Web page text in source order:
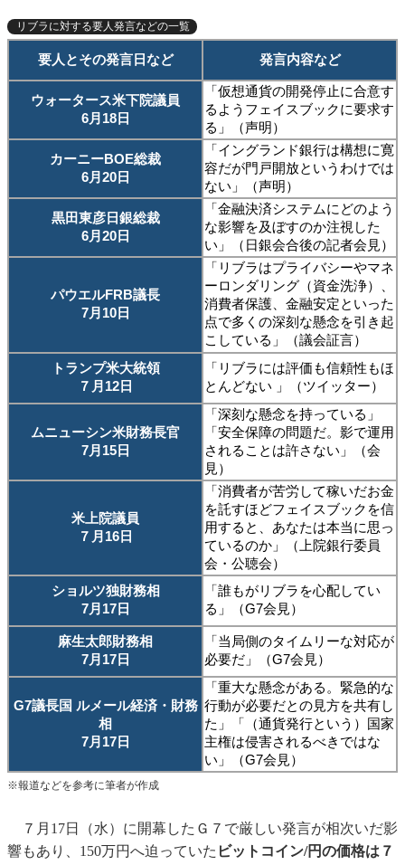
リブラに対する要人発言などの一覧
要人とその発言日など 発言内容など
ウォータース米下院議員
6月18日
「仮想通貨の開発停止に合意す
るようフェイスブックに要求す
る」（声明）
カーニーBOE総裁
6月20日
「イングランド銀行は構想に寛
容だが門戸開放というわけでは
ない」（声明）
黒田東彦日銀総裁
6月20日
「金融決済システムにどのよう
な影響を及ぼすのか注視した
い」（日銀会合後の記者会見）
パウエルFRB議長
7月10日
「リブラはプライバシーやマネ
ーロンダリング（資金洗浄）、
消費者保護、金融安定といった
点で多くの深刻な懸念を引き起
こしている」（議会証言）
トランプ米大統領
７月12日
「リブラには評価も信頼性もほ
とんどない 」（ツイッター）
ムニューシン米財務長官
7月15日
「深刻な懸念を持っている」
「安全保障の問題だ。影で運用
されることは許さない」（会
見）
米上院議員
７月16日
「消費者が苦労して稼いだお金
を託すほどフェイスブックを信
用すると、あなたは本当に思っ
ているのか」（上院銀行委員
会・公聴会）
ショルツ独財務相
7月17日
「誰もがリブラを心配してい
る」（G7会見）
麻生太郎財務相
7月17日
「当局側のタイムリーな対応が
必要だ」（G7会見）
G7議長国 ルメール経済・財務
相
7月17日
「重大な懸念がある。緊急的な
行動が必要だとの見方を共有し
た」「（通貨発行という）国家
主権は侵害されるべきではな
い」（G7会見）
※報道などを参考に筆者が作成
７月17日（水）に開幕したＧ７で厳しい発言が相次いだ影
響もあり、150万円へ迫っていた ビットコイン/円の価格は７